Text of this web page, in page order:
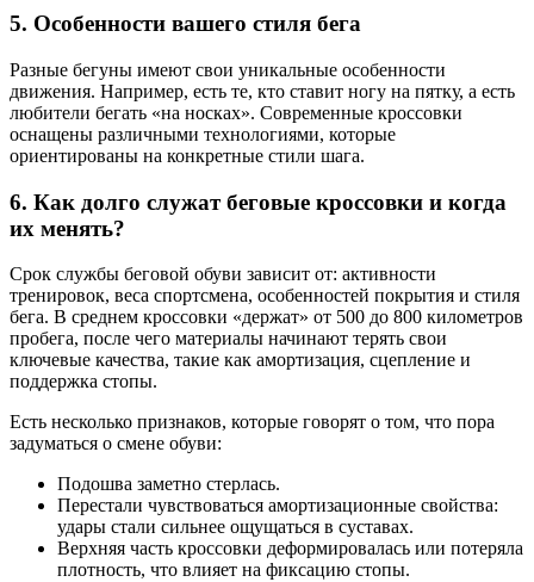
5. Особенности вашего стиля бега
Разные бегуны имеют свои уникальные особенности
движения. Например, есть те, кто ставит ногу на пятку, а есть
любители бегать «на носках». Современные кроссовки
оснащены различными технологиями, которые
ориентированы на конкретные стили шага.
6. Как долго служат беговые кроссовки и когда
их менять?
Срок службы беговой обуви зависит от: активности
тренировок, веса спортсмена, особенностей покрытия и стиля
бега. В среднем кроссовки «держат» от 500 до 800 километров
пробега, после чего материалы начинают терять свои
ключевые качества, такие как амортизация, сцепление и
поддержка стопы.
Есть несколько признаков, которые говорят о том, что пора
задуматься о смене обуви:
Подошва заметно стерлась.
Перестали чувствоваться амортизационные свойства:
удары стали сильнее ощущаться в суставах.
Верхняя часть кроссовки деформировалась или потеряла
плотность, что влияет на фиксацию стопы.